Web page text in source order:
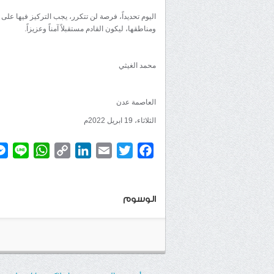
اليوم تحديداً، فرصة لن تتكرر، يجب التركيز فيها
ومناطقها، ليكون القادم مستقبلاً آمناً وعزيزاً.
محمد الغيثي
العاصمة عدن
الثلاثاء، 19 ابريل 2022م
Facebook
Twitter
Email
LinkedIn
Copy
الوسوم